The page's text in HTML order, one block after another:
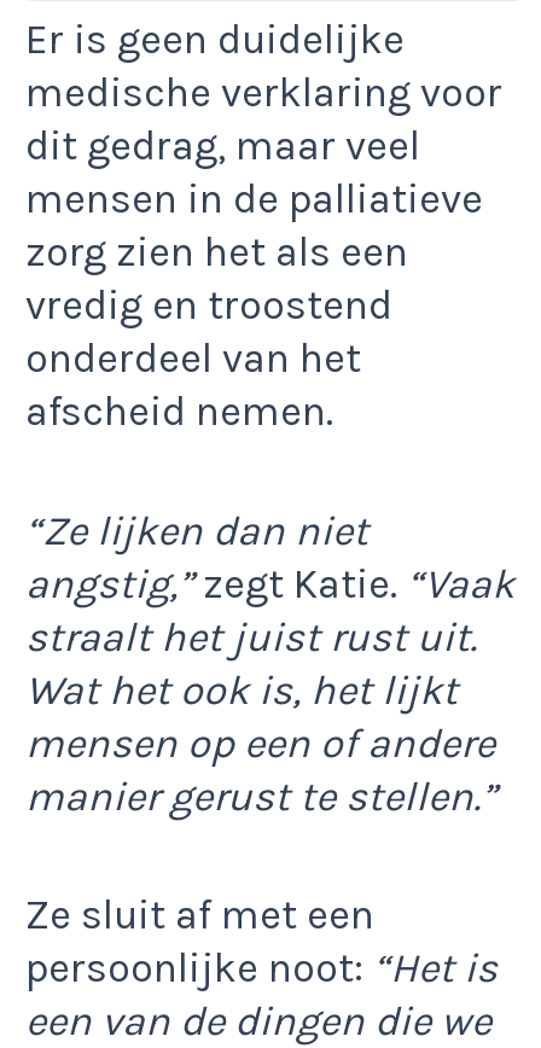
Er is geen duidelijke
medische verklaring voor
dit gedrag, maar veel
mensen in de palliatieve
zorg zien het als een
vredig en troostend
onderdeel van het
afscheid nemen.
“Ze lijken dan niet
angstig,”zegt Katie. “Vaak
straalt het juist rust uit.
Wat het ook is, het lijkt
mensen op een of andere
manier gerust te stellen.”
Ze sluit af met een
persoonlijke noot: “Het is
een van de dingen die we